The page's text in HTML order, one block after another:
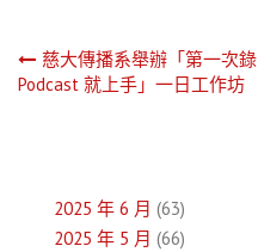
文
覽
慈大傳播系舉辦「第一次錄
Podcast 就上手」一日工作坊
2025 年 6 月 (63)
2025 年 5 月 (66)